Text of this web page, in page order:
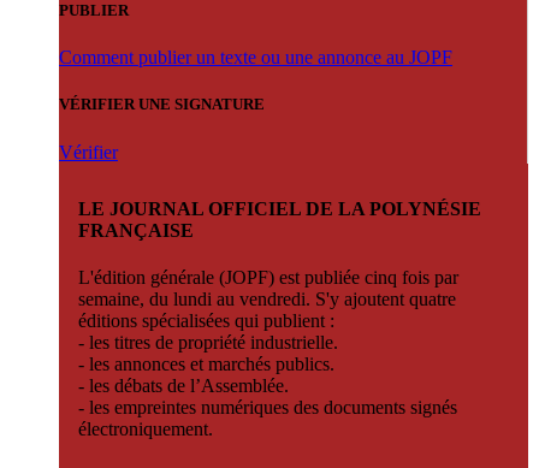
PUBLIER
Comment publier un texte ou une annonce au JOPF
VÉRIFIER UNE SIGNATURE
Vérifier
LE JOURNAL OFFICIEL DE LA POLYNÉSIE
FRANÇAISE
L'édition générale (JOPF) est publiée cinq fois par
semaine, du lundi au vendredi. S'y ajoutent quatre
éditions spécialisées qui publient :
- les titres de propriété industrielle.
- les annonces et marchés publics.
- les débats de l’Assemblée.
- les empreintes numériques des documents signés
électroniquement.